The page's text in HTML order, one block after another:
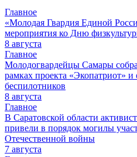
Главное
«Молодая Гвардия Единой
мероприятия ко Дню
8 августа
Главное
Молодогвардейцы Самары
рамках проекта «Экопатриот»
беспилотников
8 августа
Главное
В Саратовской области
привели в порядок могилы
Отечественной войны
7 августа